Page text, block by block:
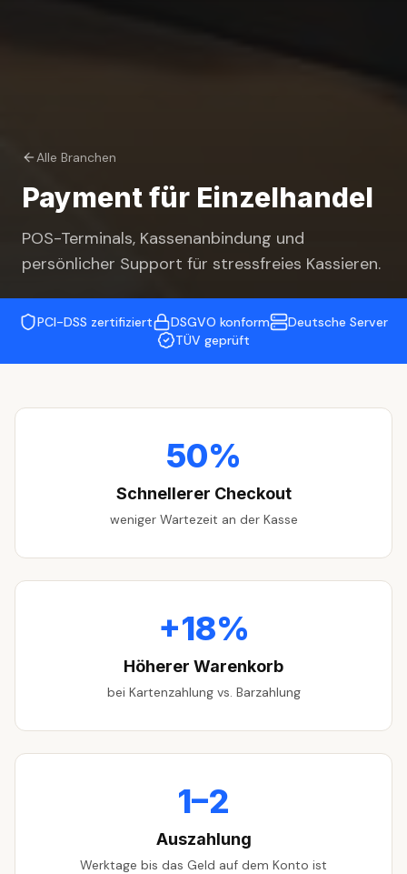
Alle Branchen
Payment für Einzelhandel
POS-Terminals, Kassenanbindung und
persönlicher Support für stressfreies Kassieren.
PCI-DSS zertifiziert DSGVO konform
Deutsche Server
TÜV geprüft
50%
Schnellerer Checkout
weniger Wartezeit an der Kasse
+18%
Höherer Warenkorb
bei Kartenzahlung vs. Barzahlung
1–2
Auszahlung
Werktage bis das Geld auf dem Konto ist